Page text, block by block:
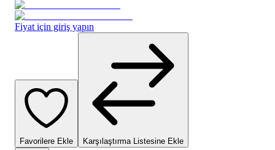
Fiyat için giriş yapın
Favorilere Ekle Karşılaştırma Listesine Ekle